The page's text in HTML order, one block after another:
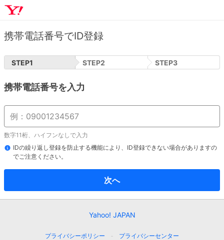
携帯電話番号でID登録
STEP1 STEP2 STEP3
携帯電話番号を入力
数字11桁、ハイフンなしで入力
IDの繰り返し登録を防止する機能により、ID登録できない場合がありますの
でご注意ください。
次へ
Yahoo! JAPAN
プライバシーポリシー
プライバシーセンター